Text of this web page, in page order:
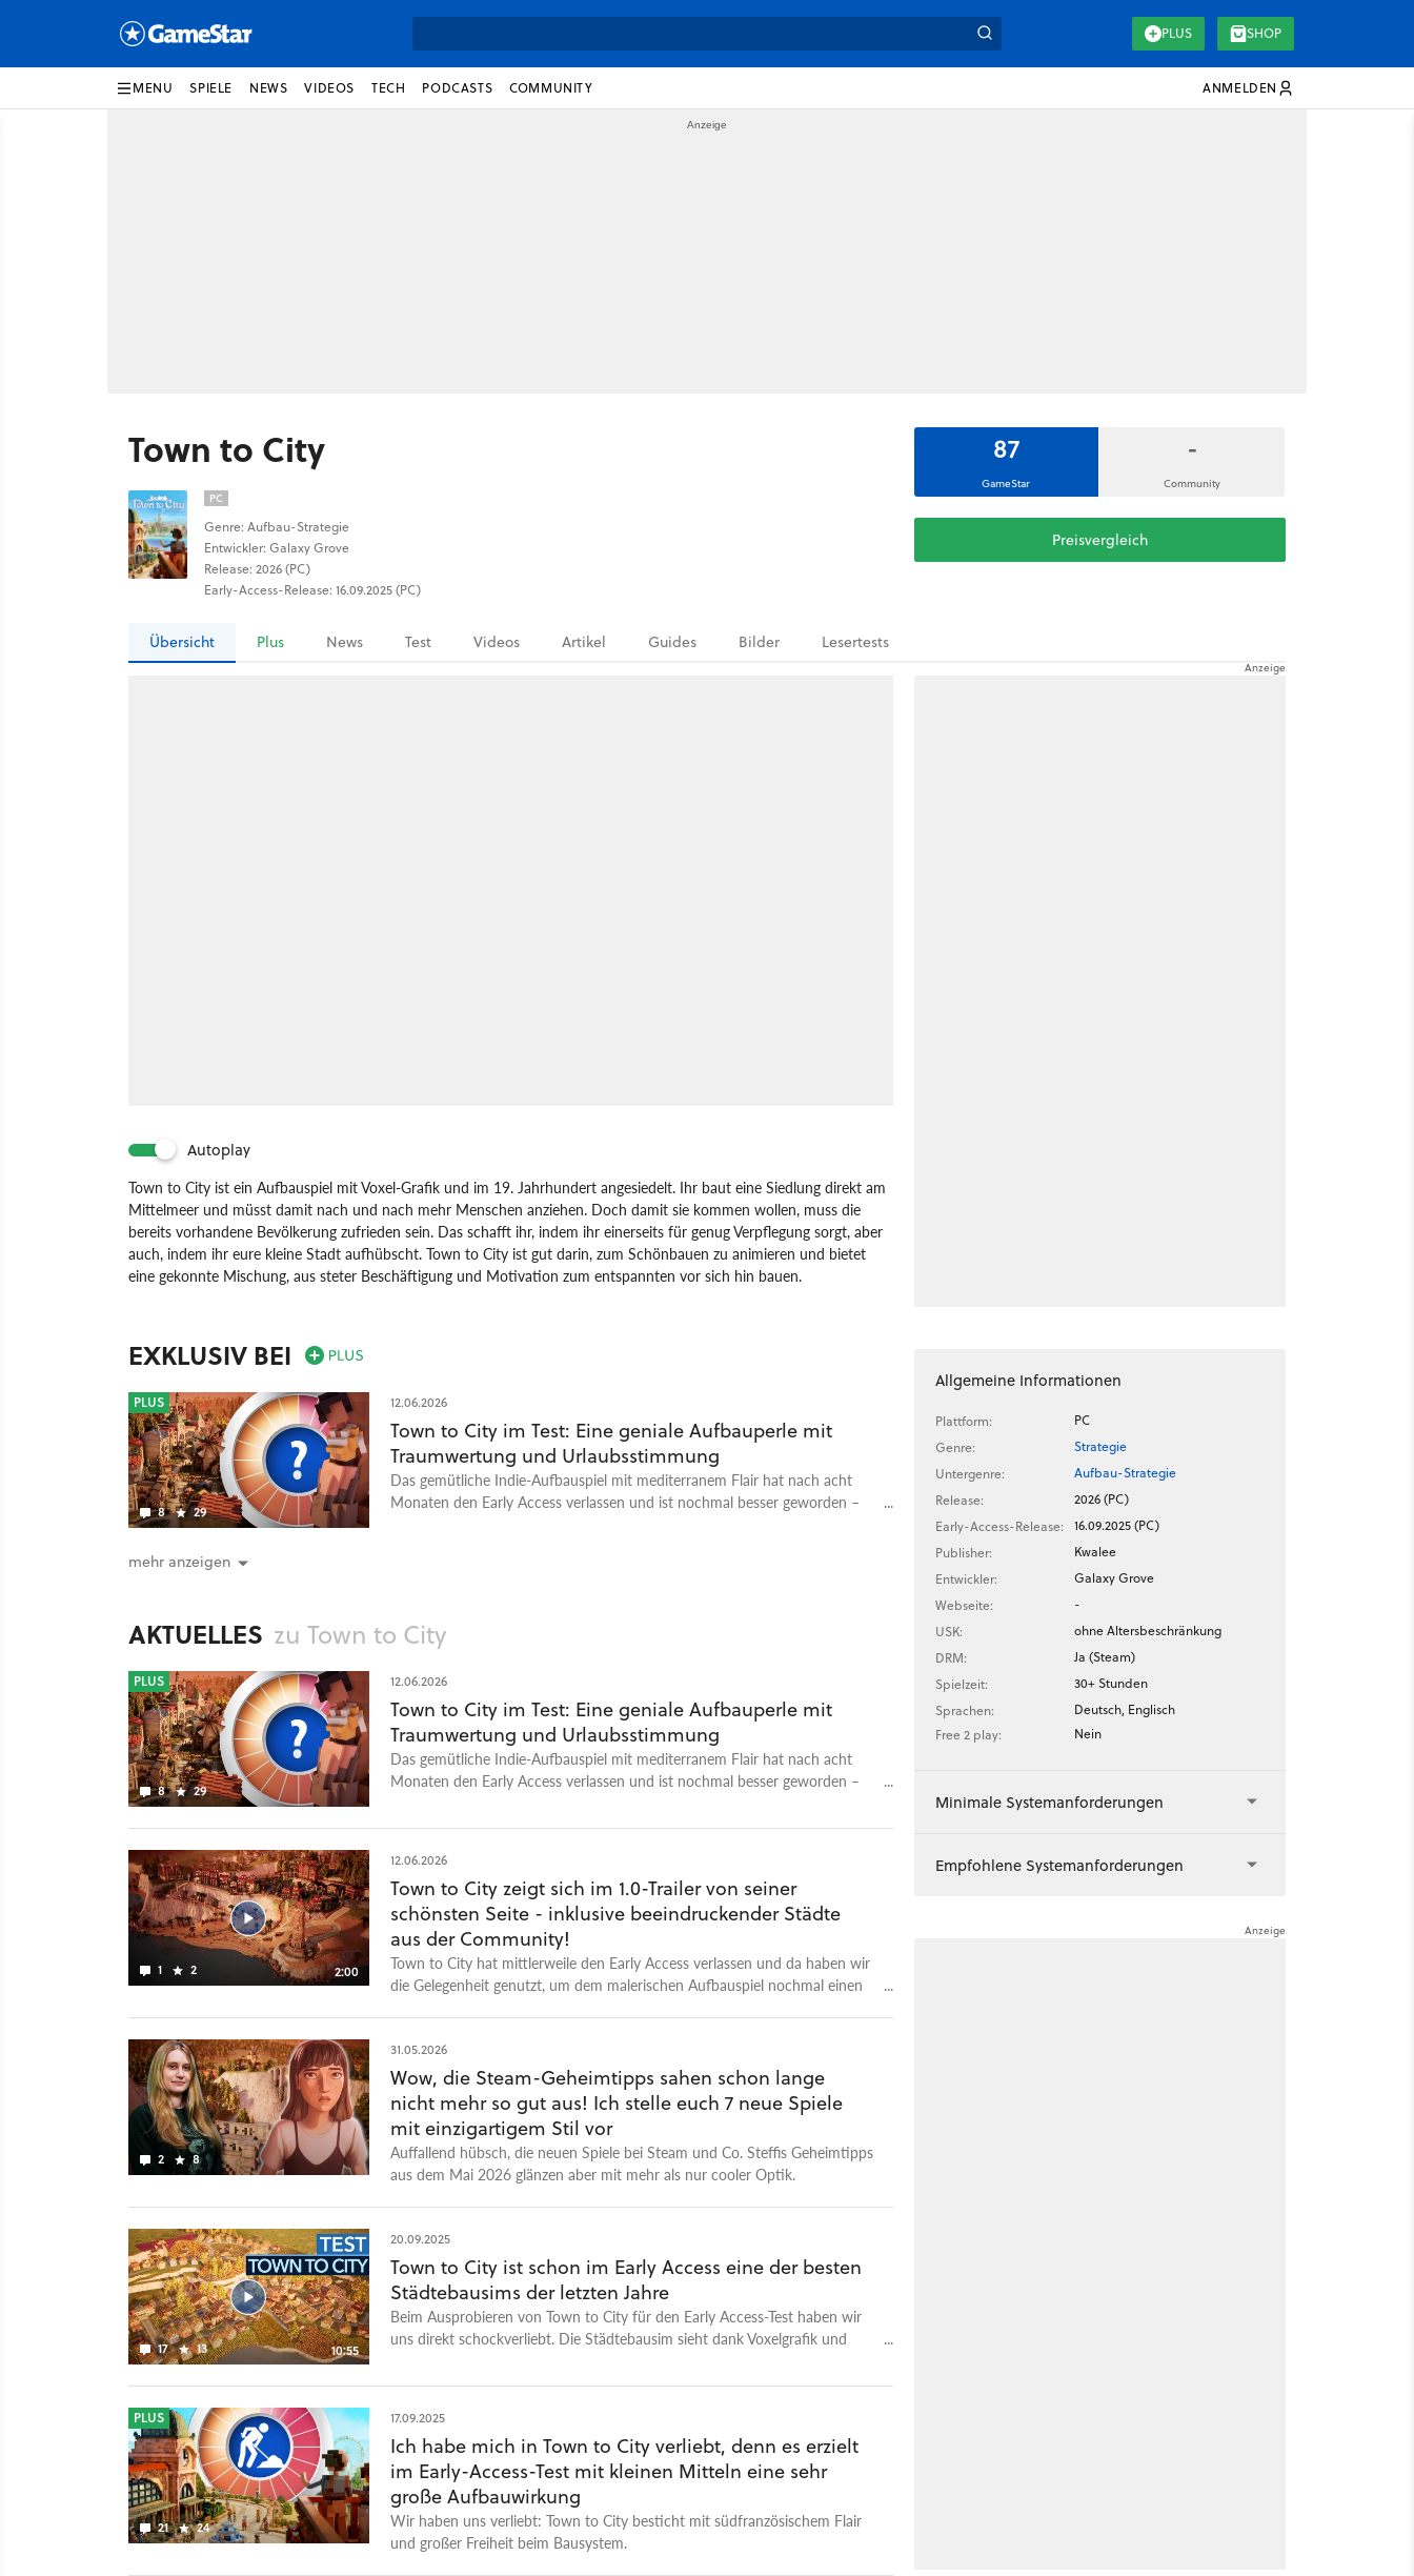
PLUS SHOP
MENU SPIELE NEWS VIDEOS TECH PODCASTS COMMUNITY ANMELDEN
Town to City
PC
Genre: Aufbau-Strategie
Entwickler: Galaxy Grove
Release: 2026 (PC)
Early-Access-Release: 16.09.2025 (PC)
87
GameStar
-
Community
Preisvergleich
Übersicht Plus News Test Videos Artikel Guides Bilder Lesertests
Autoplay
Town to City ist ein Aufbauspiel mit Voxel-Grafik und im 19. Jahrhundert angesiedelt. Ihr baut eine Siedlung direkt am
Mittelmeer und müsst damit nach und nach mehr Menschen anziehen. Doch damit sie kommen wollen, muss die
bereits vorhandene Bevölkerung zufrieden sein. Das schafft ihr, indem ihr einerseits für genug Verpflegung sorgt, aber
auch, indem ihr eure kleine Stadt aufhübscht. Town to City ist gut darin, zum Schönbauen zu animieren und bietet
eine gekonnte Mischung, aus steter Beschäftigung und Motivation zum entspannten vor sich hin bauen.
EXKLUSIV BEI
8 29
PLUS 12.06.2026
Town to City im Test: Eine geniale Aufbauperle mit
Traumwertung und Urlaubsstimmung
Das gemütliche Indie-Aufbauspiel mit mediterranem Flair hat nach acht
Monaten den Early Access verlassen und ist nochmal besser geworden –
mehr anzeigen
AKTUELLES zu Town to City
8 29
PLUS 12.06.2026
Town to City im Test: Eine geniale Aufbauperle mit
Traumwertung und Urlaubsstimmung
Das gemütliche Indie-Aufbauspiel mit mediterranem Flair hat nach acht
Monaten den Early Access verlassen und ist nochmal besser geworden –
1 2 2:00
12.06.2026
Town to City zeigt sich im 1.0-Trailer von seiner
schönsten Seite - inklusive beeindruckender Städte
aus der Community!
Town to City hat mittlerweile den Early Access verlassen und da haben wir
die Gelegenheit genutzt, um dem malerischen Aufbauspiel nochmal einen
aus unserer Sicht) wunderhübschen Klötzchenstädte, die ihr in Town to
City bauen könnt. Und am Ende zeigen die Entwickler stolz einige der
Highlights aus der Community, die mit Geduld, Auge für's Detail und dem
Terraforming-Tool, das im Verlauf des Early Access dazugekommen ist,
entstanden sind. Die größte Stärke des Spiels ist neben seinem tollen Flair
und der Musik das rasterlose Bauen sowie die Flexibilität der
Dekorationsobjekte, die sich passend zur Oberfläche, über die ihr gerade
hovert, verändern können. Town to City bekommt ihr bei Steam für aktuell
2 8
31.05.2026
Wow, die Steam-Geheimtipps sahen schon lange
nicht mehr so gut aus! Ich stelle euch 7 neue Spiele
mit einzigartigem Stil vor
Auffallend hübsch, die neuen Spiele bei Steam und Co. Steffis Geheimtipps
aus dem Mai 2026 glänzen aber mit mehr als nur cooler Optik.
17 13 10:55
20.09.2025
Town to City ist schon im Early Access eine der besten
Städtebausims der letzten Jahre
Beim Ausprobieren von Town to City für den Early Access-Test haben wir
uns direkt schockverliebt. Die Städtebausim sieht dank Voxelgrafik und
verfügt auch über ein Bausystem, bei dem sowohl Schönbauer als auch
euch warten und was in der Early Access-Version enthalten ist (und was
noch nicht) seht ihr bei uns im Video.
21 24
PLUS 17.09.2025
Ich habe mich in Town to City verliebt, denn es erzielt
im Early-Access-Test mit kleinen Mitteln eine sehr
große Aufbauwirkung
Wir haben uns verliebt: Town to City besticht mit südfranzösischem Flair
und großer Freiheit beim Bausystem.
Allgemeine Informationen
Plattform:
PC
Genre:
Strategie
Untergenre:
Aufbau-Strategie
Release:
2026 (PC)
Early-Access-Release:
16.09.2025 (PC)
Publisher:
Kwalee
Entwickler:
Galaxy Grove
Webseite:
-
USK:
ohne Altersbeschränkung
DRM:
Ja (Steam)
Spielzeit:
30+ Stunden
Sprachen:
Deutsch, Englisch
Free 2 play:
Nein
Minimale Systemanforderungen
Empfohlene Systemanforderungen